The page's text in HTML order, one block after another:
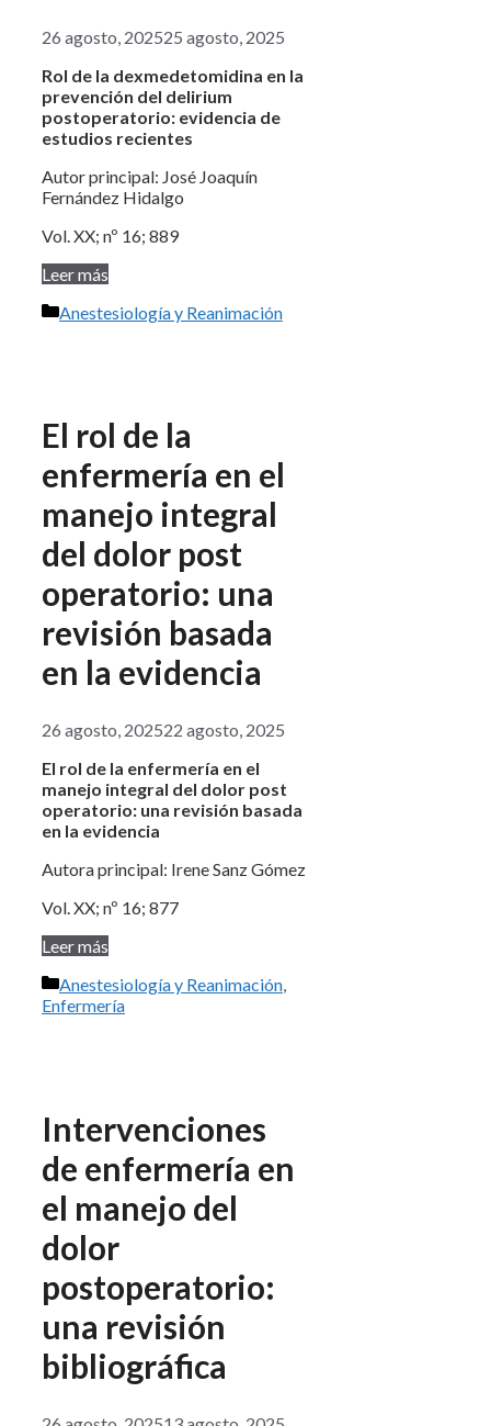
26 agosto, 202525 agosto, 2025
Rol de la dexmedetomidina en la
prevención del delirium
postoperatorio: evidencia de
estudios recientes
Autor principal: José Joaquín
Fernández Hidalgo
Vol. XX; nº 16; 889
Leer más
Categorías
Anestesiología y Reanimación
El rol de la
enfermería en el
manejo integral
del dolor post
operatorio: una
revisión basada
en la evidencia
26 agosto, 202522 agosto, 2025
El rol de la enfermería en el
manejo integral del dolor post
operatorio: una revisión basada
en la evidencia
Autora principal: Irene Sanz Gómez
Vol. XX; nº 16; 877
Leer más
Categorías
Anestesiología y Reanimación,
Enfermería
Intervenciones
de enfermería en
el manejo del
dolor
postoperatorio:
una revisión
bibliográfica